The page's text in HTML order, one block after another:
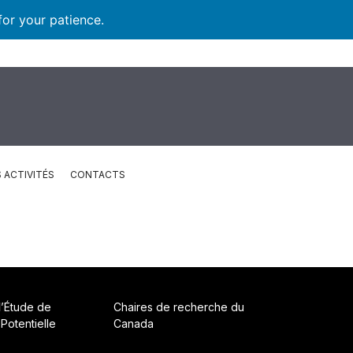
your patience.
ACTIVITÉS CONTACTS
de
Chaires de recherche du
Canada